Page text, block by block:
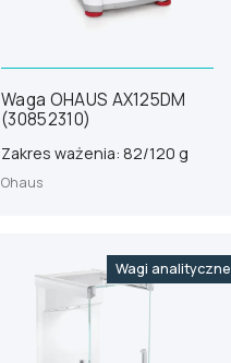
Waga OHAUS AX125DM
(30852310)
Zakres ważenia: 82/120 g
Ohaus
Wagi analityczne